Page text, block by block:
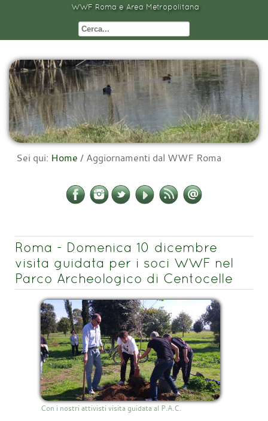
WWF Roma e Area Metropolitana
Sei qui: Home / Aggiornamenti dal WWF Roma
Roma - Domenica 10 dicembre
visita guidata per i soci WWF nel
Parco Archeologico di Centocelle
Con i nostri attivisti visita guidata al P.A.C.